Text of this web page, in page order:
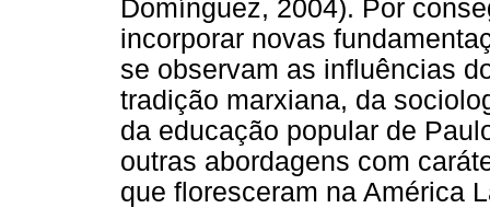
Domínguez, 2004). Por
incorporar novas
se observam as influências
tradição marxiana, da
da educação popular de
outras abordagens com
que floresceram na América